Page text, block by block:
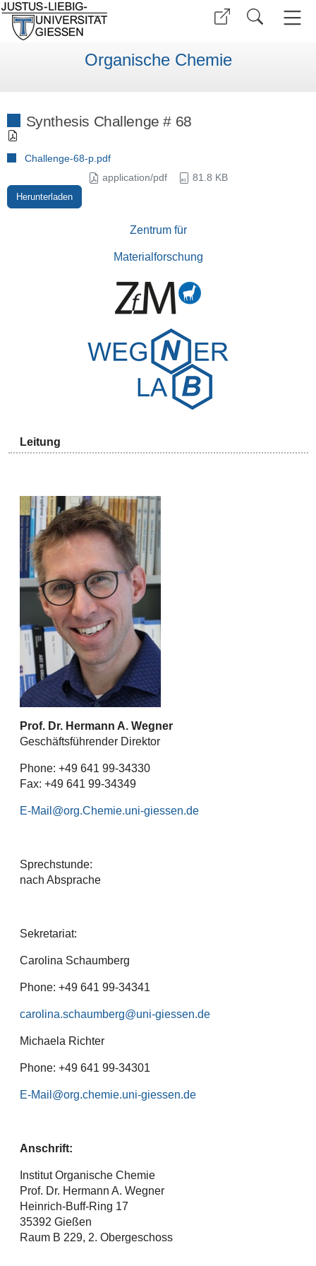
Organische Chemie
Synthesis Challenge # 68
Challenge-68-p.pdf
application/pdf
81.8 KB
Herunterladen
Zentrum für
Materialforschung
Leitung
Prof. Dr. Hermann A. Wegner
Geschäftsführender Direktor
Phone: +49 641 99-34330
Fax: +49 641 99-34349
E-Mail
Sprechstunde:
nach Absprache
Sekretariat:
Carolina Schaumberg
Phone: +49 641 99-34341
carolina.schaumberg
Michaela Richter
Phone: +49 641 99-34301
E-Mail
Anschrift:
Institut Organische Chemie
Prof. Dr. Hermann A. Wegner
Heinrich-Buff-Ring 17
35392 Gießen
Raum B 229, 2. Obergeschoss